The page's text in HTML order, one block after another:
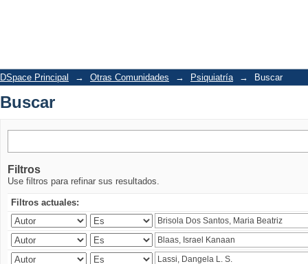
DSpace Principal → Otras Comunidades → Psiquiatría → Buscar
Buscar
Filtros
Use filtros para refinar sus resultados.
Filtros actuales: